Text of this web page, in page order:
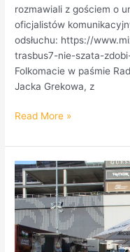
rozmawiali z gościem o
oficjalistów
odsłuchu: https://
trasbus7-nie-szata-
Folkomacie w paśmie
Jacka Grekowa, z
Read More »
Festiwal
pysznego
jedzenia
w
Atrium
Promenada.